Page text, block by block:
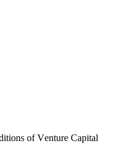
оf Vеnturе Cарitаl